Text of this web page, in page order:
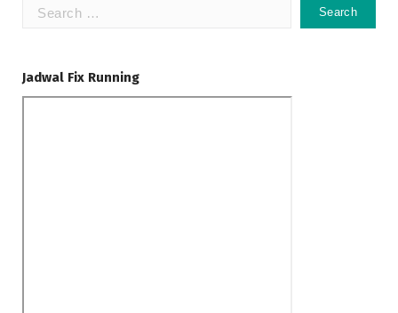
Search
Jadwal Fix Running